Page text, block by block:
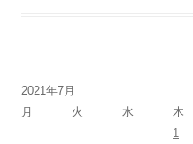
2021年7月
月
火 水 木
1